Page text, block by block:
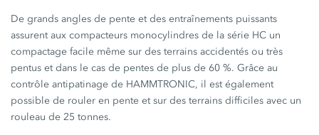
De grands angles de pente et des entraînements puissants
assurent aux compacteurs monocylindres de lasérie HC un
compactage facile même sur des terrains accidentés ou très
pentus et dans le cas de pentes de plus de 60 %. Grâce au
contrôle antipatinage de HAMMTRONIC, il est également
possible de rouler en pente et sur des terrains difficiles avec un
rouleau de25 tonnes.